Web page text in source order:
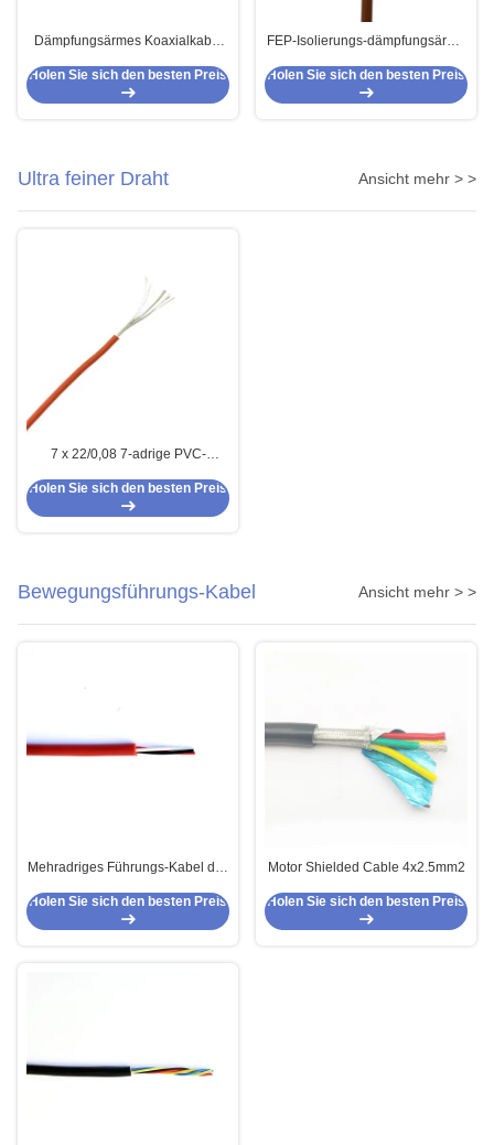
Dämpfungsärmes Koaxialkabel
Holen Sie sich den besten Preis
FEP-Isolierungs-dämpfungsärme
Holen Sie sich den besten Preis
Ultra feiner Draht Ansicht mehr > >
7 x 22/0,08 7-adrige PVC-
Kabelsensorsteuerung
Holen Sie sich den besten Preis
Bewegungsführungs-Kabel Ansicht mehr > >
Mehradriges Führungs-Kabel des
Geräte
Holen Sie sich den besten Preis
Motor Shielded Cable 4x2.5mm2
Holen Sie sich den besten Preis